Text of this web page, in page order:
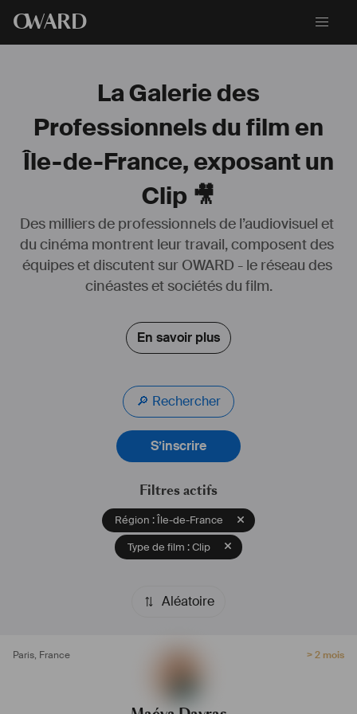
OWARD
La Galerie des
Professionnels du film en
Île-de-France, exposant un
Clip 🎥
Des milliers de professionnels de l’audiovisuel et
du cinéma montrent leur travail, composent des
équipes et discutent sur OWARD - le réseau des
cinéastes et sociétés du film.
En savoir plus
🔎 Rechercher
S’inscrire
Filtres actifs
Région : Île-de-France
Type de film : Clip
Aléatoire
Paris, France > 2 mois
Monteuse avec 15 ans d'expérience : fiction, séries, documentaire,
clip, pub
𖣿 Mes outils : Avid Media Composer, D'avance Resolve, Adobe
Première, After Effect et Photoshop
Je développe également une pratique autour de l'image générée par
𖤩Mon objectif : donner vie aux visions des réalisateur.ice
passion et précision.
N’hésitez pas à me contacter !